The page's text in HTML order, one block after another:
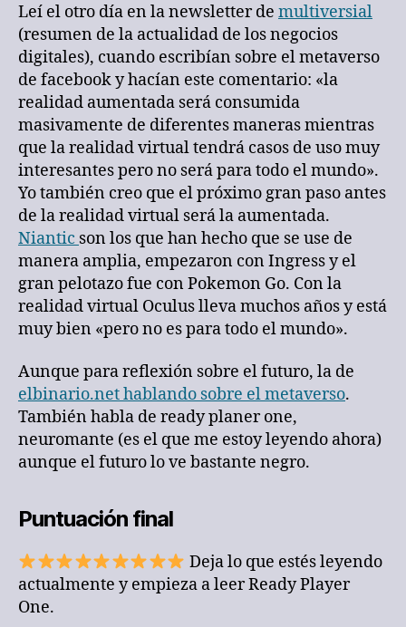
Leí el otro día en la newsletter de multiversial
(resumen de la actualidad de los negocios
digitales), cuando escribían sobre el metaverso
de facebook y hacían este comentario: «la
realidad aumentada será consumida
masivamente de diferentes maneras mientras
que la realidad virtual tendrá casos de uso muy
interesantes pero no será para todo el mundo».
Yo también creo que el próximo gran paso antes
de la realidad virtual será la aumentada.
Niantic son los que han hecho que se use de
manera amplia, empezaron con Ingress y el
gran pelotazo fue con Pokemon Go. Con la
realidad virtual Oculus lleva muchos años y está
muy bien «pero no es para todo el mundo».
Aunque para reflexión sobre el futuro, la de
elbinario.net hablando sobre el metaverso.
También habla de ready planer one,
neuromante (es el que me estoy leyendo ahora)
aunque el futuro lo ve bastante negro.
Puntuación final
Deja lo que estés leyendo
actualmente y empieza a leer Ready Player
One.